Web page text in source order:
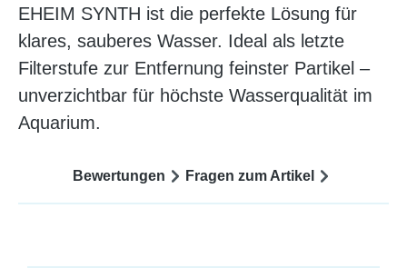
EHEIM SYNTH ist die perfekte Lösung für
klares, sauberes Wasser. Ideal als letzte
Filterstufe zur Entfernung feinster Partikel –
unverzichtbar für höchste Wasserqualität im
Aquarium.
Bewertungen Fragen zum Artikel